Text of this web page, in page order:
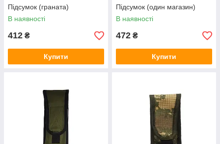
Підсумок (граната)
В наявності
412 ₴
Купити
Підсумок (один магазин)
В наявності
472 ₴
Купити